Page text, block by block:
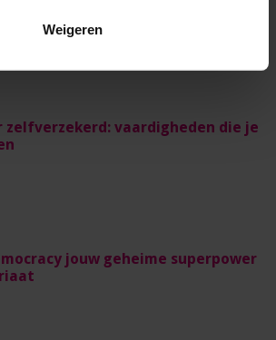
Weigeren
zelfverzekerd: vaardigheden die je
jouw geheime superpower